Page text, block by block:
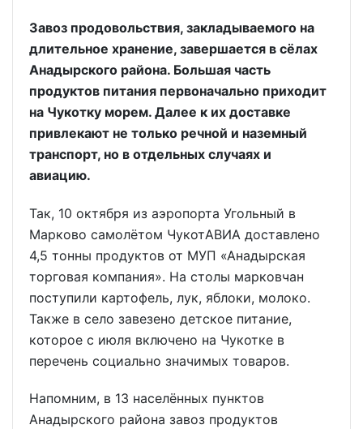
Завоз продовольствия, закладываемого на
длительное хранение, завершается в сёлах
Анадырского района. Большая часть
продуктов питания первоначально приходит
на Чукотку морем. Далее к их доставке
привлекают не только речной и наземный
транспорт, но в отдельных случаях и
авиацию.
Так, 10 октября из аэропорта Угольный в
Марково самолётом ЧукотАВИА доставлено
4,5 тонны продуктов от МУП «Анадырская
торговая компания». На столы марковчан
поступили картофель, лук, яблоки, молоко.
Также в село завезено детское питание,
которое с июля включено на Чукотке в
перечень социально значимых товаров.
Напомним, в 13 населённых пунктов
Анадырского района завоз продуктов